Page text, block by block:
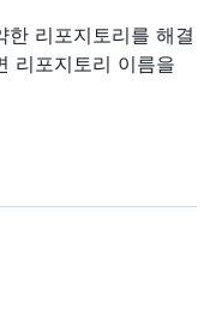
한 리포지토리를 해결
리포지토리 이름을